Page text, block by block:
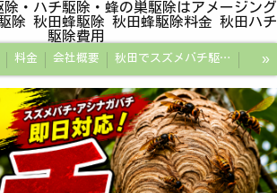
・ハチ駆除・蜂の巣駆除はアメージング
除 秋田蜂駆除 秋田蜂駆除料金 秋田ハチ
駆除費用
料金 会社概要 秋田でスズメバチ駆除・ハチ駆除・蜂の巣駆除はアメージング企画秋田
秋田探偵/秋田県浮気調査/秋田市万引きGメン
»